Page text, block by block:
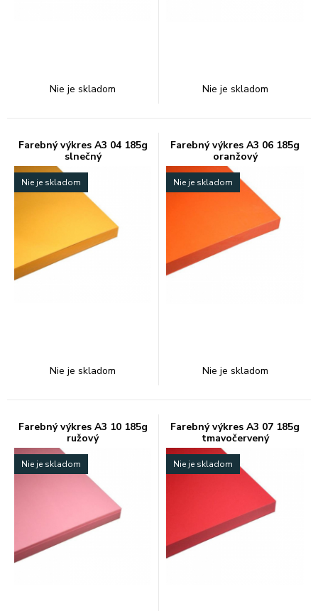
Nie je skladom Nie je skladom
Farebný výkres A3 04 185g
slnečný
Nie je skladom
Nie je skladom
Farebný výkres A3 06 185g
oranžový
Nie je skladom
Nie je skladom
Farebný výkres A3 10 185g
ružový
Nie je skladom
Farebný výkres A3 07 185g
tmavočervený
Nie je skladom